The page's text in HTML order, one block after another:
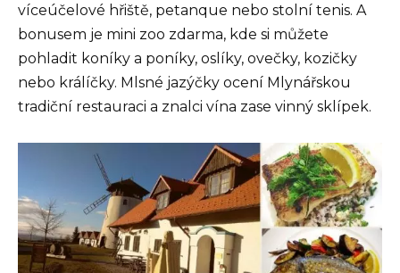
víceúčelové hřiště, petanque nebo stolní tenis. A
bonusem je mini zoo zdarma, kde si můžete
pohladit koníky a poníky, oslíky, ovečky, kozičky
nebo králíčky. Mlsné jazýčky ocení Mlynářskou
tradiční restauraci a znalci vína zase vinný sklípek.